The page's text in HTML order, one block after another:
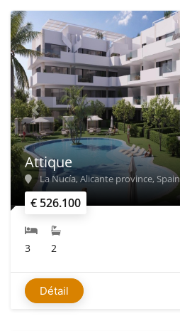
€ 526.100
Attique
La Nucía, Alicante province, Spain
3 2
Détail